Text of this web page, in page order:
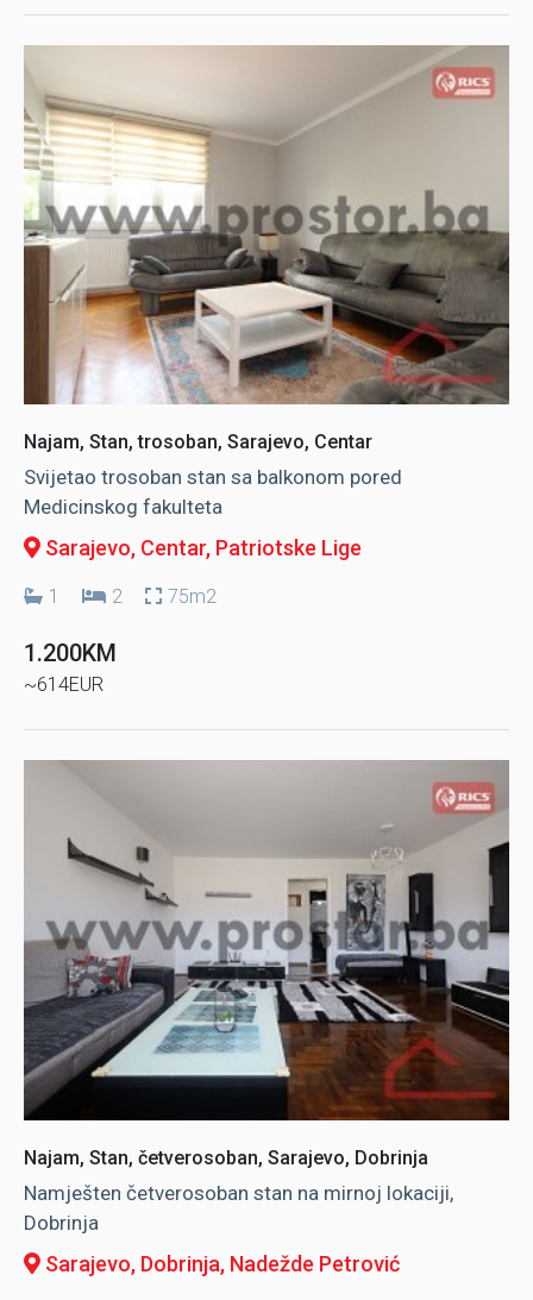
Najam, Stan, trosoban, Sarajevo, Centar
Svijetao trosoban stan sa balkonom pored
Medicinskog fakulteta
Sarajevo, Centar, Patriotske Lige
1 2 75m2
1.200KM
~614EUR
Najam, Stan, četverosoban, Sarajevo, Dobrinja
Namješten četverosoban stan na mirnoj lokaciji,
Dobrinja
Sarajevo, Dobrinja, Nadežde Petrović